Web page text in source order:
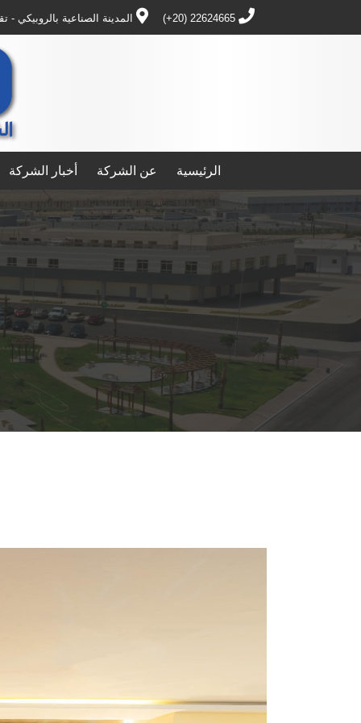
المدينة الصناعية بالروبيكي
الرئيسية عن الشركة أخبار الشركة